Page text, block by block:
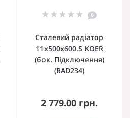
0
Сталевий радіатор
11х500х600.S KOER
(бок. Підключення)
(RAD234)
2 779.00 грн.